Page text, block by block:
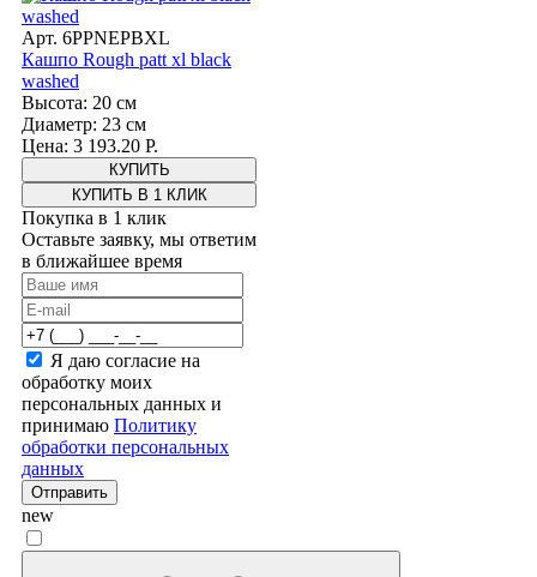
Арт. 6PPNEPBXL
Кашпо Rough patt xl black
washed
Высота: 20 см
Диаметр: 23 см
Цена: 3 193.20 Р.
КУПИТЬ В 1 КЛИК
Покупка в 1 клик
Оставьте заявку, мы ответим
в ближайшее время
Я даю согласие на
обработку моих
персональных данных и
принимаю Политику
обработки персональных
данных
Отправить
new